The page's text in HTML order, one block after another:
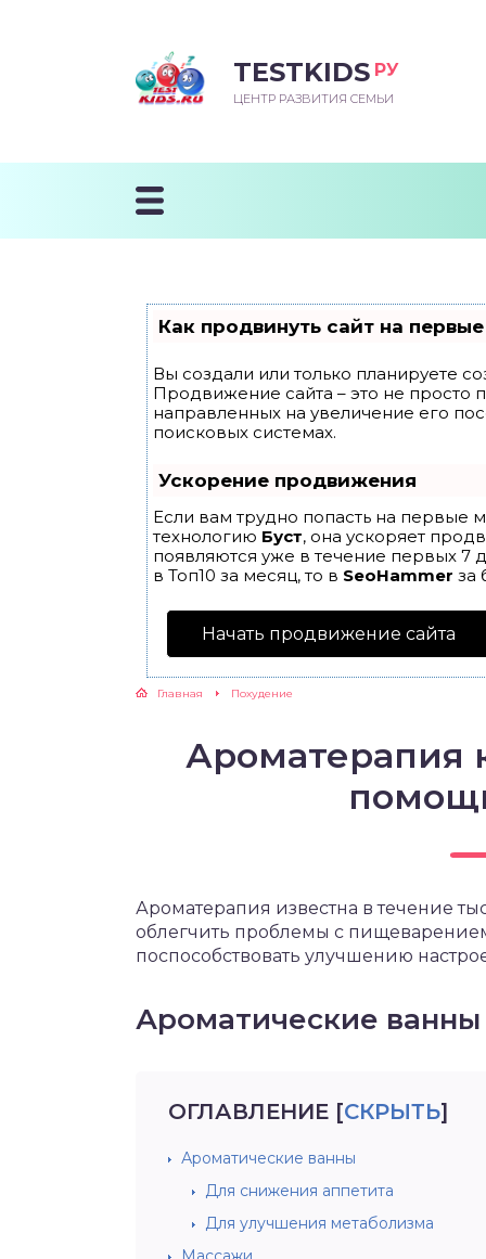
TESTKIDS РУ
ЦЕНТР РАЗВИТИЯ СЕМЬИ
Как продвинуть сайт на
Вы создали или только планируете
Продвижение сайта – это не просто
направленных на увеличение его
поисковых системах.
Ускорение продвижения
Если вам трудно попасть на первые
технологию Буст, она ускоряет
появляются уже в течение первых 7
в Топ10 за месяц, то в SeoHammer за
Начать продвижение сайта
Главная Похудение
Ароматерапия
Ароматерапия известна в течение
облегчить проблемы с
поспособствовать улучшению
Ароматические ванны
ОГЛАВЛЕНИЕ [СКРЫТЬ]
Ароматические ванны
Для снижения аппетита
Для улучшения метаболизма
МЕСЯЦ
ПЕРВОГО
УЧИТСЯ
ПОСЛЕ ГОДА
К ШКОЛЕ
ДОШКОЛЬНИКА
ШКОЛА
ШКОЛЬНИКА
ШКОЛЬНИКА